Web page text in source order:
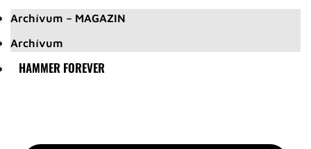
Archívum – MAGAZIN
Archívum
HAMMER FOREVER